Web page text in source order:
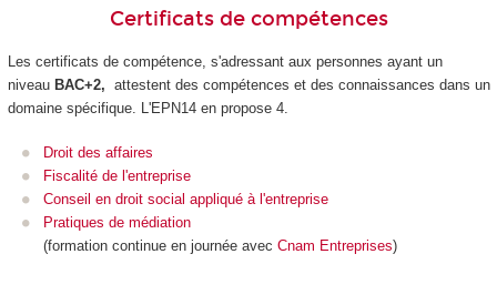
Certificats de compétences
Les certificats de compétence, s'adressant aux personnes ayant un
niveau BAC+2, attestent des compétences et des connaissances dans un
domaine spécifique. L'EPN14 en propose 4.
Droit des affaires
Fiscalité de l'entreprise
Conseil en droit social appliqué à l'entreprise
Pratiques de médiation
(formation continue en journée avec Cnam Entreprises)